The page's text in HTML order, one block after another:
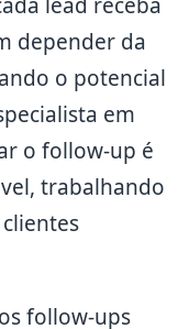
depender da
o potencial
em
o follow-up é
trabalhando
follow-ups